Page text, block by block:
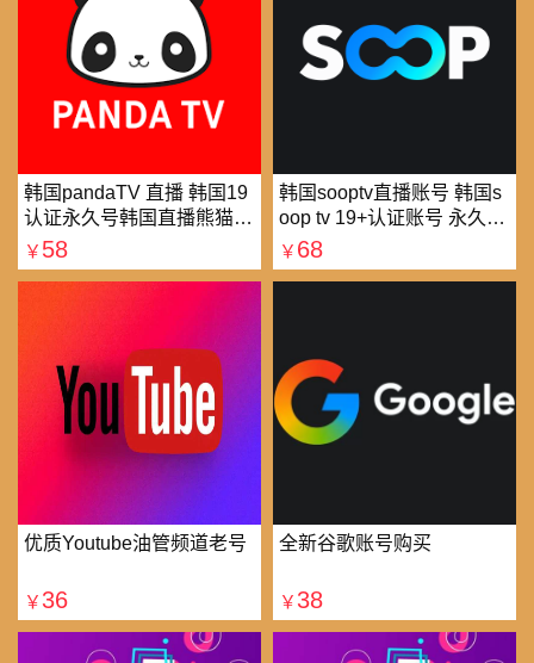
韩国pandaTV 直播 韩国19
认证永久号韩国直播熊猫tv
可改密 一人一号
￥ 58
韩国sooptv直播账号 韩国s
oop tv 19+认证账号 永久使
用
￥ 68
优质Youtube油管频道老号
￥ 36
全新谷歌账号购买
￥ 38